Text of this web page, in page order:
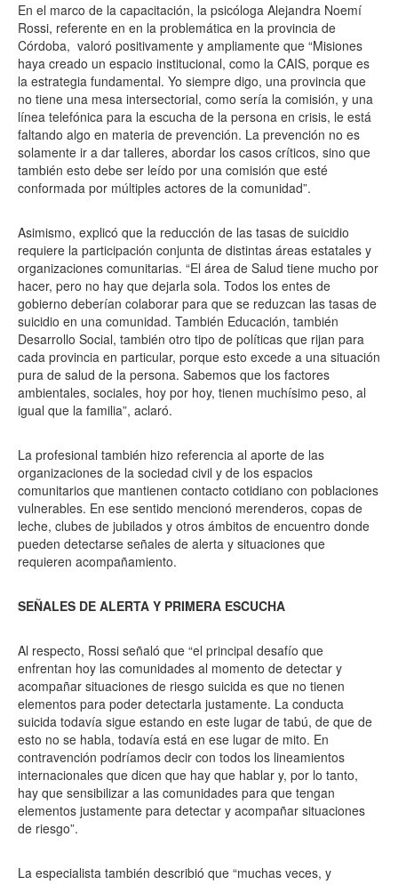
En el marco de la capacitación, la psicóloga Alejandra Noemí
Rossi, referente en en la problemática en la provincia de
Córdoba, valoró positivamente y ampliamente que “Misiones
haya creado un espacio institucional, como la CAIS, porque es
la estrategia fundamental. Yo siempre digo, una provincia que
no tiene una mesa intersectorial, como sería la comisión, y una
línea telefónica para la escucha de la persona en crisis, le está
faltando algo en materia de prevención. La prevención no es
solamente ir a dar talleres, abordar los casos críticos, sino que
también esto debe ser leído por una comisión que esté
conformada por múltiples actores de la comunidad”.
Asimismo, explicó que la reducción de las tasas de suicidio
requiere la participación conjunta de distintas áreas estatales y
organizaciones comunitarias. “El área de Salud tiene mucho por
hacer, pero no hay que dejarla sola. Todos los entes de
gobierno deberían colaborar para que se reduzcan las tasas de
suicidio en una comunidad. También Educación, también
Desarrollo Social, también otro tipo de políticas que rijan para
cada provincia en particular, porque esto excede a una situación
pura de salud de la persona. Sabemos que los factores
ambientales, sociales, hoy por hoy, tienen muchísimo peso, al
igual que la familia”, aclaró.
La profesional también hizo referencia al aporte de las
organizaciones de la sociedad civil y de los espacios
comunitarios que mantienen contacto cotidiano con poblaciones
vulnerables. En ese sentido mencionó merenderos, copas de
leche, clubes de jubilados y otros ámbitos de encuentro donde
pueden detectarse señales de alerta y situaciones que
requieren acompañamiento.
SEÑALES DE ALERTA Y PRIMERA ESCUCHA
Al respecto, Rossi señaló que “el principal desafío que
enfrentan hoy las comunidades al momento de detectar y
acompañar situaciones de riesgo suicida es que no tienen
elementos para poder detectarla justamente. La conducta
suicida todavía sigue estando en este lugar de tabú, de que de
esto no se habla, todavía está en ese lugar de mito. En
contravención podríamos decir con todos los lineamientos
internacionales que dicen que hay que hablar y, por lo tanto,
hay que sensibilizar a las comunidades para que tengan
elementos justamente para detectar y acompañar situaciones
de riesgo”.
La especialista también describió que “muchas veces, y